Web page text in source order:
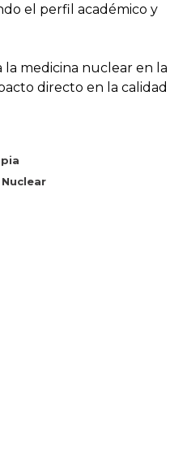
el perfil académico y
la medicina nuclear en la
directo en la calidad